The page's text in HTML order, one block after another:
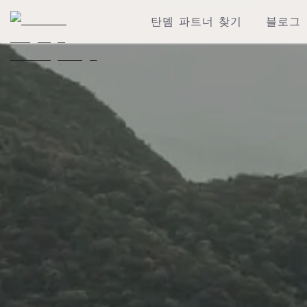
탄뎀 파트너 찾기 블로그